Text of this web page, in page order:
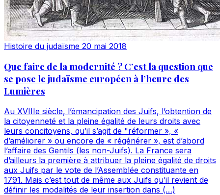
Histoire du judaïsme 20 mai 2018
Que faire de la modernité ? C’est la question que
se pose le judaïsme européen à l’heure des
Lumières
Au XVIIIe siècle, l’émancipation des Juifs, l’obtention de
la citoyenneté et la pleine égalité de leurs droits avec
leurs concitoyens, qu’il s’agit de "réformer », «
d’améliorer » ou encore de « régénérer », est d’abord
l’affaire des Gentils (les non-Juifs). La France sera
d’ailleurs la première à attribuer la pleine égalité de droits
aux Juifs par le vote de l’Assemblée constituante en
1791. Mais c’est tout de même aux Juifs qu’il revient de
définir les modalités de leur insertion dans (…)